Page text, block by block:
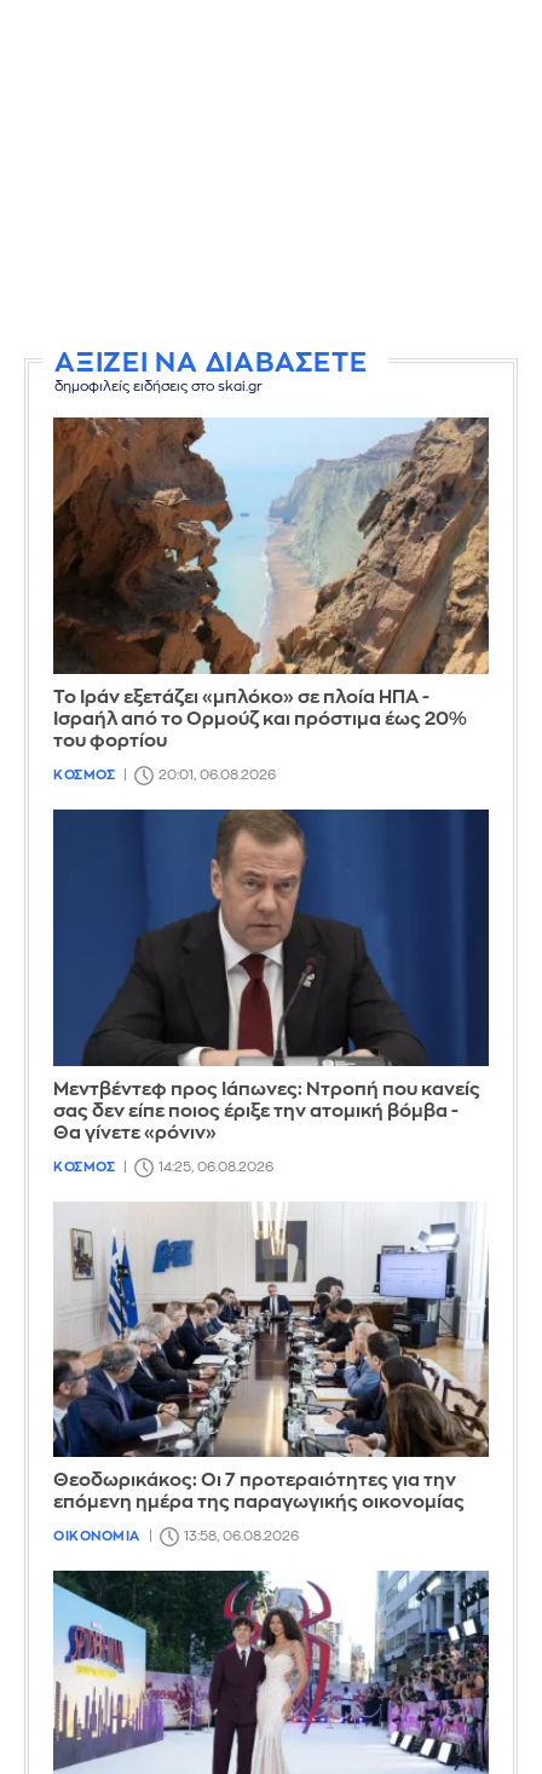
ΑΞΙΖΕΙ ΝΑ ΔΙΑΒΑΣΕΤΕ
δημοφιλείς ειδήσεις στο skai.gr
Το Ιράν εξετάζει «μπλόκο» σε πλοία ΗΠΑ -
Ισραήλ από το Ορμούζ και πρόστιμα έως 20%
του φορτίου
ΚΟΣΜΟΣ 20:01, 06.08.2026
Μεντβέντεφ προς Ιάπωνες: Ντροπή που κανείς
σας δεν είπε ποιος έριξε την ατομική βόμβα -
Θα γίνετε «ρόνιν»
ΚΟΣΜΟΣ 14:25, 06.08.2026
Θεοδωρικάκος: Οι 7 προτεραιότητες για την
επόμενη ημέρα της παραγωγικής οικονομίας
ΟΙΚΟΝΟΜΙΑ 13:58, 06.08.2026